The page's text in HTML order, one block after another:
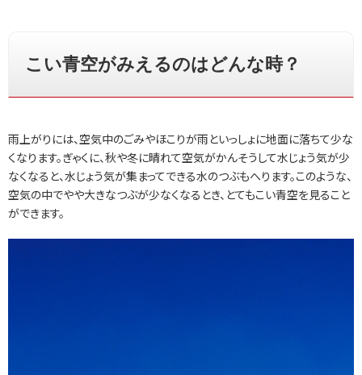
こい青空がみえるのはどんな時？
雨上がりには、空気中のごみやほこりが雨といっしょに地面に落ちて少な
くなります。ぎゃくに、秋や冬に晴れて空気がかんそうして水じょう気が少
なくなると、水じょう気が集まってできる水のつぶもへります。このような、
空気の中でやや大きなつぶが少なくなるとき、とてもこい青空を見ること
ができます。